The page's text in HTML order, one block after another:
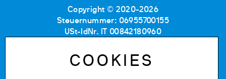
Copyright © 2020-2026
Steuernummer: 06955700155
USt-IdNr. IT 00842180960
Nummer im Verzeichnis
der Wirtschafts-und Verwaltungsdaten: MB-1129804
COOKIES